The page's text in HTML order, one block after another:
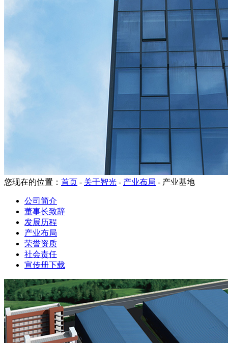
您现在的位置： 首页 - 关于智光 - 产业布局 - 产业基地
公司简介
董事长致辞
发展历程
产业布局
荣誉资质
社会责任
宣传册下载